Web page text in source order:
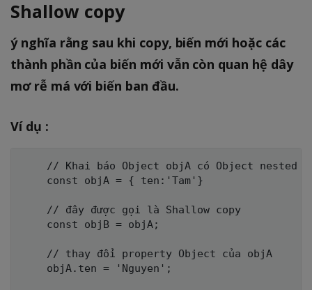
Shallow copy
ý nghĩa rằng sau khi copy, biến mới hoặc các
thành phần của biến mới vẫn còn quan hệ dây
mơ rễ má với biến ban đầu.
Ví dụ :
// Khai báo Object objA có Object nested
    const objA = { ten:'Tam'}
    // đây được gọi là Shallow copy
    const objB = objA;
    // thay đổi property Object của objA
    objA.ten = 'Nguyen';